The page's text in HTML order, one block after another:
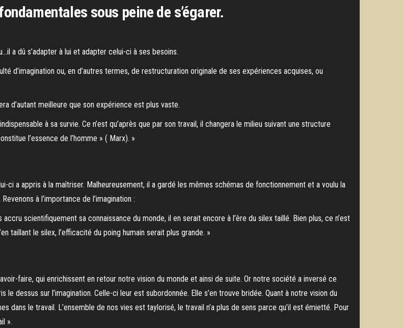
sous peine de s’égarer.
a dû s’adapter à lui et adapter celui-ci à ses besoins.
d’imagination ou, en d’autres termes, de restructuration originale de ses expériences acquises, ou
d’autant meilleure que son expérience est plus vaste.
à sa survie. Ce n’est qu’après que par son travail, il changera le milieu suivant une structure
l’essence de l’homme » ( Marx). »
ci a appris à la maîtriser. Malheureusement, il a gardé les mêmes schémas de fonctionnement et a voulu la
à l’importance de l’imagination :
accru scientifiquement sa connaissance du monde, il en serait encore à l’ère du silex taillé. Bien plus, ce n’est
taillant le silex, l’efficacité du poing humain serait plus grande. »
faire, qui enrichissent en retour notre vision du monde et ainsi de suite. Or notre société a inversé ce
dessus sur l’imagination. Celle-ci leur est subordonnée. Elle s’en trouve bridée. Quant à notre vision du
le travail. L’ensemble de nos vies est taylorisé, le travail n’a plus de sens parce qu’il est émietté. Pour
».